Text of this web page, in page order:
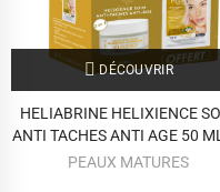
DÉCOUVRIR
HELIABRINE HELIXIENCE
ANTI TACHES ANTI AGE 50 ML
MASQUE AU MURIER
PEAUX MATURES